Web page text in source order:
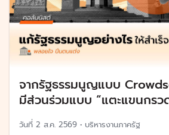
จากรัฐธรรมนูญแบบ
มีส่วนร่วมแบบ “แตะแขนกรว
วันที่ 2 ส.ค. 2569 • บริหารงานภาครัฐ